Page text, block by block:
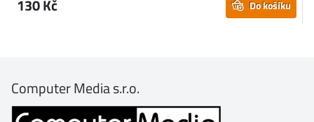
130 Kč Do košíku
Computer Media s.r.o.